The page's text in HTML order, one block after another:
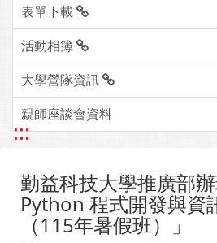
表單下載
活動相簿
大學營隊資訊
親師座談會資料
:::
勤益科技大學推廣部
Python 程式開發與資
（115年暑假班）」